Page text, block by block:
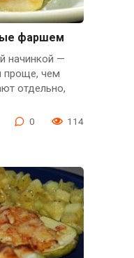
фаршем
начинкой —
проще, чем
отдельно,
0 114